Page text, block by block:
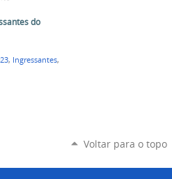
do
, Ingressantes,
Voltar para o topo